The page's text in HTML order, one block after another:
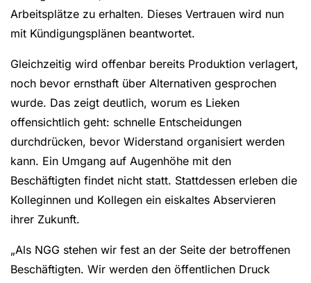
Arbeitsplätze zu erhalten. Dieses Vertrauen wird nun
mit Kündigungsplänen beantwortet.
Gleichzeitig wird offenbar bereits Produktion verlagert,
noch bevor ernsthaft über Alternativen gesprochen
wurde. Das zeigt deutlich, worum es Lieken
offensichtlich geht: schnelle Entscheidungen
durchdrücken, bevor Widerstand organisiert werden
kann. Ein Umgang auf Augenhöhe mit den
Beschäftigten findet nicht statt. Stattdessen erleben die
Kolleginnen und Kollegen ein eiskaltes Abservieren
ihrer Zukunft.
„Als NGG stehen wir fest an der Seite der betroffenen
Beschäftigten. Wir werden den öffentlichen Druck